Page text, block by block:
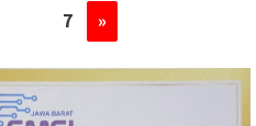
7 »